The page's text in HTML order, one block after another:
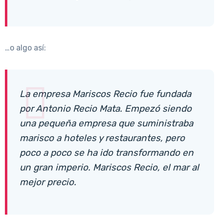
…o algo así:
La empresa Mariscos Recio fue fundada
por Antonio Recio Mata. Empezó siendo
una pequeña empresa que suministraba
marisco a hoteles y restaurantes, pero
poco a poco se ha ido transformando en
un gran imperio. Mariscos Recio, el mar al
mejor precio.